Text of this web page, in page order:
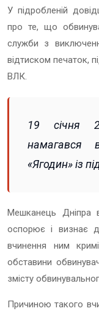
У підробленій
про те, що
служби з
відтиском печаток,
ВЛК.
19 січня
намагався
«Ягодин» із
Мешканець Дніпра
оспорює і визнає
вчинення ним
обставини
змісту
Причиною такого